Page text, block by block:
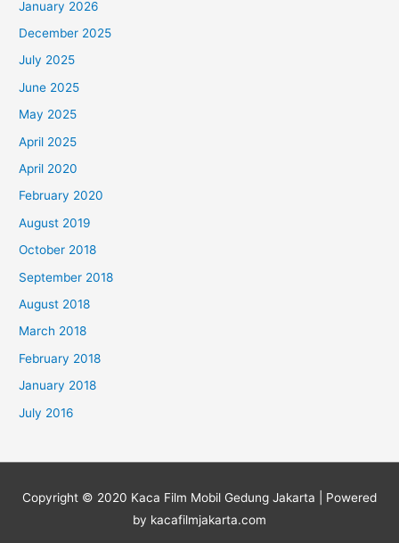
iJanuary 2026
December 2025
July 2025
June 2025
May 2025
April 2025
April 2020
February 2020
August 2019
October 2018
September 2018
August 2018
March 2018
February 2018
January 2018
July 2016
Copyright © 2020 Kaca Film Mobil Gedung Jakarta | Powered
by kacafilmjakarta.com